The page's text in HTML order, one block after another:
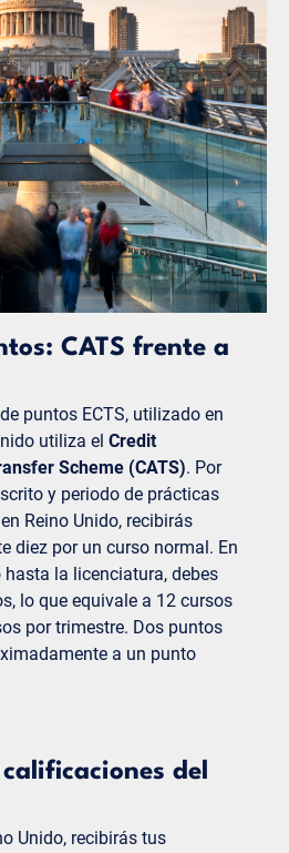
CATS frente a
puntos ECTS, utilizado en
utiliza el Credit
Scheme (CATS). Por
y periodo de prácticas
Reino Unido, recibirás
diez por un curso normal. En
la licenciatura, debes
lo que equivale a 12 cursos
por trimestre. Dos puntos
a un punto
del
Unido, recibirás tus